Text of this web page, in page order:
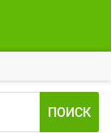
ПОИСК